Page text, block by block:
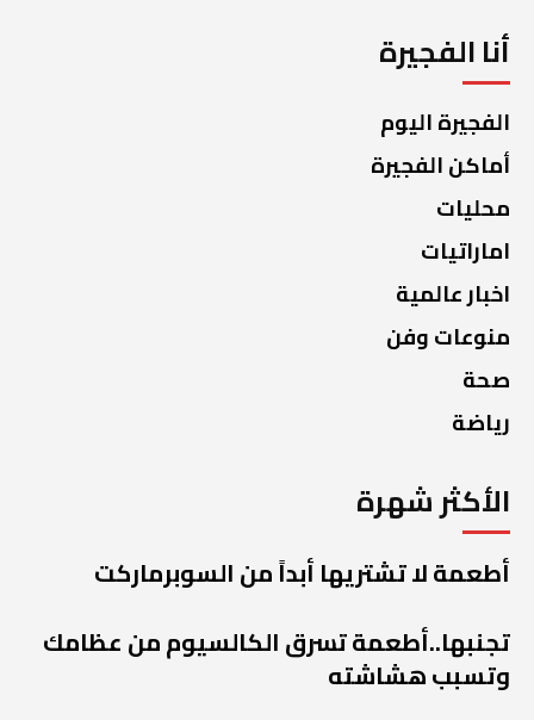
أنا الفجيرة
الفجيرة اليوم
أماكن الفجيرة
محليات
اماراتيات
اخبار عالمية
منوعات وفن
صحة
رياضة
الأكثر شهرة
أطعمة لا تشتريها أبداً من السوبرماركت
تجنبها..أطعمة تسرق الكالسيوم من عظامك
وتسبب هشاشته